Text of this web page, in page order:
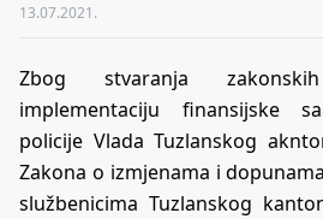
13.07.2021.
Zbog stvaranja
implementaciju finansijske
policije Vlada Tuzlanskog
Zakona o izmjenama i
službenicima Tuzlanskog